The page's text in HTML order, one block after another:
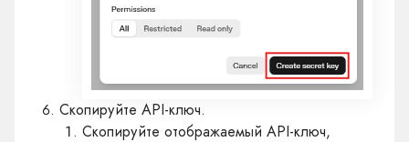
Скопируйте API-ключ.
Скопируйте отображаемый API-ключ,